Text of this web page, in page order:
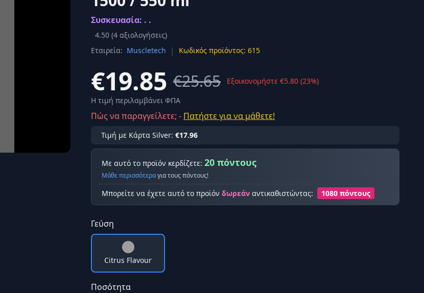
Συσκευασία: . .
4.50 (4 αξιολογήσεις)
Εταιρεία: Muscletech | Κωδικός προϊόντος: 615
€19.85 €25.65
Εξοικονομήστε €5.80 (23%)
Η τιμή περιλαμβάνει ΦΠΑ
Πώς να παραγγείλετε; - Πατήστε για να μάθετε!
Τιμή με Κάρτα Silver: €17.96
Με αυτό το προϊόν κερδίζετε: 20 πόντους
Μάθε περισσότεραγια τους πόντους!
Μπορείτε να έχετε αυτό το προϊόν δωρεάν αντικαθιστώντας: 1080 πόντους
Γεύση
Citrus Flavour
Ποσότητα
Εγγραφείτε εδώ